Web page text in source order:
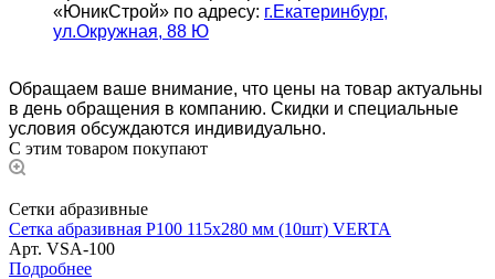
«ЮникСтрой» по адресу: г.Екатеринбург,
ул.Окружная, 88 Ю
Обращаем ваше внимание, что цены на товар актуальны
в день обращения в компанию. Скидки и специальные
условия обсуждаются индивидуально.
С этим товаром покупают
Сетки абразивные
Сетка абразивная Р100 115х280 мм (10шт) VERTA
Арт. VSA-100
Подробнее